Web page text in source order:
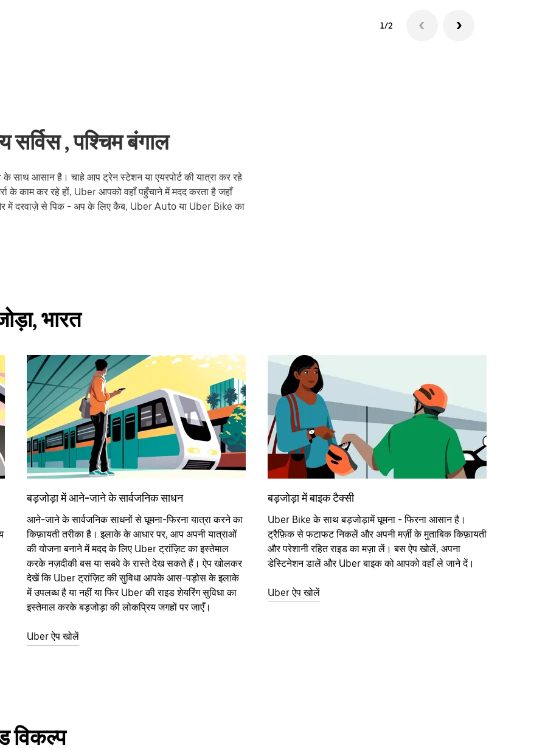
1/2
, पश्चिम बंगाल
आसान है। चाहे आप ट्रेन स्टेशन या एयरपोर्ट की यात्रा कर रहे
के काम कर रहे हों, Uber आपको वहाँ पहुँचाने में मदद करता है जहाँ
में दरवाज़े से पिक - अप के लिए कैब, Uber Auto या Uber Bike का
भारत
बड़जोड़ा में आने-जाने के सार्वजनिक साधन
आने-जाने के सार्वजनिक साधनों से घूमना-फिरना यात्रा करने का
किफ़ायती तरीका है। इलाके के आधार पर, आप अपनी यात्राओं
की योजना बनाने में मदद के लिए Uber ट्रांज़िट का इस्तेमाल
करके नज़दीकी बस या सबवे के रास्ते देख सकते हैं। ऐप खोलकर
देखें कि Uber ट्रांज़िट की सुविधा आपके आस-पड़ोस के इलाके
में उपलब्ध है या नहीं या फिर Uber की राइड शेयरिंग सुविधा का
इस्तेमाल करके बड़जोड़ा की लोकप्रिय जगहों पर जाएँ।
Uber ऐप खोलें
बड़जोड़ा में बाइक टैक्सी
Uber Bike के साथ बड़जोड़ामें घूमना - फिरना आसान है।
ट्रैफ़िक से फटाफट निकलें और अपनी मर्ज़ी के मुताबिक किफ़ायती
और परेशानी रहित राइड का मज़ा लें। बस ऐप खोलें, अपना
डेस्टिनेशन डालें और Uber बाइक को आपको वहाँ ले जाने दें।
Uber ऐप खोलें
विकल्प